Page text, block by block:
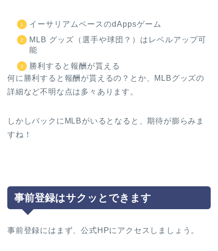
イーサリアムベースのdAppsゲーム
MLB グッズ（選手や球団？）はレベルアップ可
能
勝利すると報酬が貰える
何に勝利すると報酬が貰えるの？とか、MLBグッズの
詳細など不明な点は多々あります。
しかしバックにMLBがいるとなると、期待が膨らみま
すね！
事前登録はサクッとできます
事前登録にはまず、公式HPにアクセスしましょう。